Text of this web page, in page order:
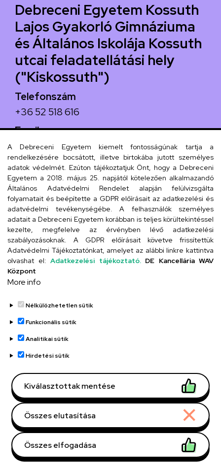
Debreceni Egyetem Kossuth
Lajos Gyakorló Gimnáziuma
és Általános Iskolája Kossuth
utcai feladatellátási hely
("Kiskossuth")
Telefonszám
+36 52 518 616
Email
iskola@kossuth-alt.unideb.hu
Cím
4024 Debrecen, Kossuth utca 33.
Szervezeti telefonkönyv
UD telefonkönyv
Adatvédelem
Adatvédelem
Régi oldal
Technikai információk
Copyright © 2026 Unideb
A Debreceni Egyetem kiemelt fontosságúnak tartja a
rendelkezésére bocsátott, illetve birtokába jutott személyes
adatok védelmét. Ezúton tájékoztatjuk Önt, hogy a Debreceni
Egyetem a 2018. május 25. napjától kötelezően alkalmazandó
Általános Adatvédelmi Rendelet alapján felülvizsgálta
folyamatait és beépítette a GDPR előírásait az adatkezelési és
adatvédelmi tevékenységébe. A felhasználók személyes
adatait a Debreceni Egyetem korábban is teljes körültekintéssel
kezelte, megfelelve az érvényben lévő adatkezelési
szabályozásoknak. A GDPR előírásait követve frissítettük
Adatvédelmi Tájékoztatónkat, amelyet az alábbi linkre kattintva
olvashat el: Adatkezelési tájékoztató. DE Kancellária WAV
Központ
More info
Nélkülözhetetlen sütik
Funkcionális sütik
Analitikai sütik
Hirdetési sütik
Kiválasztottak mentése
Összes elutasítása
Összes elfogadása